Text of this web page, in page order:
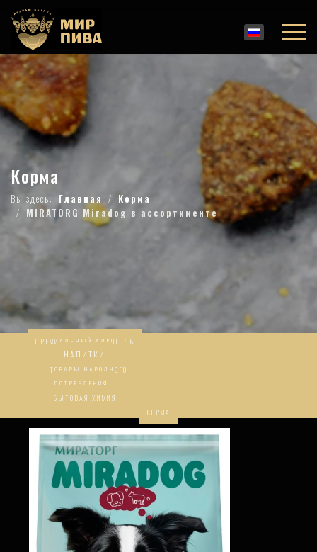
Корма
Вы здесь: Главная
Корма
MIRATORG Miradog в ассортименте
ПРЕМИАЛЬНЫЙ АЛКОГОЛЬ
НАПИТКИ
ТОВАРЫ НАРОДНОГО
ПОТРЕБЛЕНИЯ
БЫТОВАЯ ХИМИЯ
КОРМА